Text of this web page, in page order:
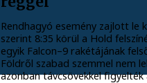
Rendhagyó esemény zajlott le
szerint 8:35 körül a Hold
egyik Falcon–9 rakétájának
Földről szabad szemmel nem
azonban távcsövekkel figyelték